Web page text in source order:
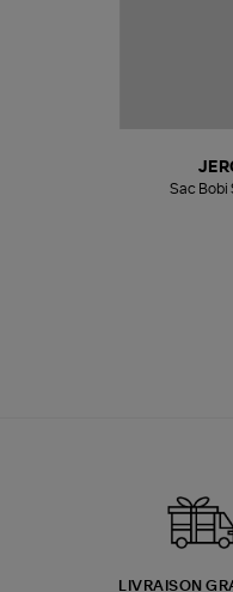
Sac Bobi
LIVRAISON